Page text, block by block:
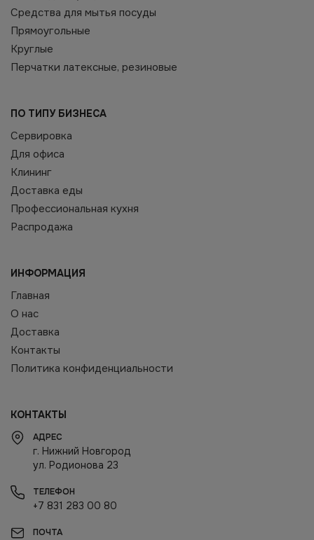
Средства для мытья посуды
Прямоугольные
Круглые
Перчатки латексные, резиновые
ПО ТИПУ БИЗНЕСА
Сервировка
Для офиса
Клининг
Доставка еды
Профессиональная кухня
Распродажа
ИНФОРМАЦИЯ
Главная
О нас
Доставка
Контакты
Политика конфиденциальности
КОНТАКТЫ
АДРЕС
г. Нижний Новгород
ул. Родионова 23
ТЕЛЕФОН
+7 831 283 00 80
ПОЧТА